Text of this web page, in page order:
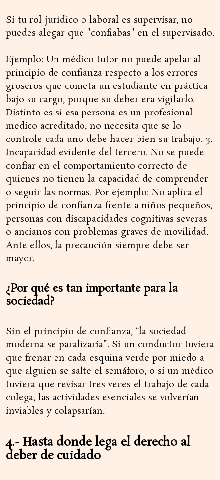
Si tu rol jurídico o laboral es supervisar, no
puedes alegar que "confiabas" en el supervisado.
Ejemplo: Un médico tutor no puede apelar al
principio de confianza respecto a los errores
groseros que cometa un estudiante en práctica
bajo su cargo, porque su deber era vigilarlo.
Distinto es si esa persona es un profesional
medico acreditado, no necesita que se lo
controle cada uno debe hacer bien su trabajo. 3.
Incapacidad evidente del tercero. No se puede
confiar en el comportamiento correcto de
quienes no tienen la capacidad de comprender
o seguir las normas. Por ejemplo: No aplica el
principio de confianza frente a niños pequeños,
personas con discapacidades cognitivas severas
o ancianos con problemas graves de movilidad.
Ante ellos, la precaución siempre debe ser
mayor.
¿Por qué es tan importante para la
sociedad?
Sin el principio de confianza, “la sociedad
moderna se paralizaría”. Si un conductor tuviera
que frenar en cada esquina verde por miedo a
que alguien se salte el semáforo, o si un médico
tuviera que revisar tres veces el trabajo de cada
colega, las actividades esenciales se volverían
inviables y colapsarían.
4.- Hasta donde lega el derecho al
deber de cuidado